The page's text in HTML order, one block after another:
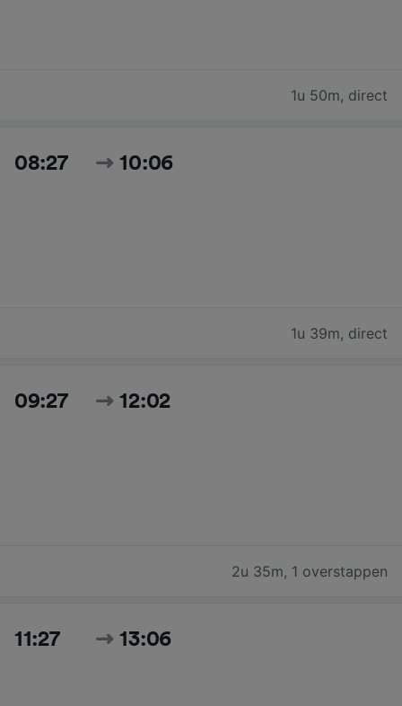
1u 50m, direct
08:27 10:06
1u 39m, direct
09:27 12:02
2u 35m, 1 overstappen
11:27 13:06